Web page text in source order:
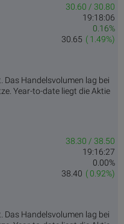
30.60 / 30.80
19:18:06
0.16%
( 1.49%)
30.65
Das Handelsvolumen lag bei
Year-to-date liegt die Aktie
38.30 / 38.50
19:16:27
0.00%
( 0.92%)
38.40
Das Handelsvolumen lag bei